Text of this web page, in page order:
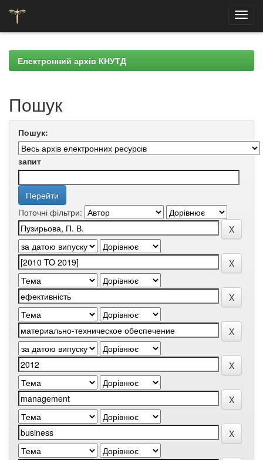
navigationЕлектронний архів КНУТД
Пошук
Пошук:
запит
Поточні фільтри: